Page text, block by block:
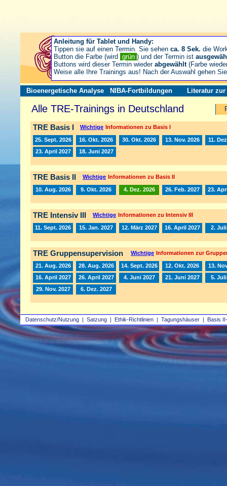
Datenschutz/Nutzung | Satzung | Ethik-Richtlinien | Tagungshäuser | Basis
Bioenergetische Analyse NIBA-Fortbildungen Literatur zur
Alle TRE-Trainings in Deutschland
TRE Basis I Wichtige Informationen zu Basis I
25. Sept. 2026 16. Okt. 2026 30. Okt. 2026 13. Nov. 2026
11.
23. April 2027
18. Juni 2027
TRE Basis II Wichtige Informationen zu Basis II
10. Aug. 2026 9. Okt. 2026 4. Dez. 2026 26. Feb. 2027 23.
TRE Intensiv III Wichtige Informationen zu Intensiv III
11. Sept. 2026 15. Jan. 2027 12. März 2027 16. April 2027 2. Juli
TRE Gruppensupervision Wichtige Informationen zur
21. Aug. 2026 28. Aug. 2026 14. Sept. 2026 12. Okt. 2026
13.
16. April 2027
26. April 2027 4. Juni 2027 21. Juni 2027
5. Juli
29. Nov. 2027
6. Dez. 2027
Anleitung für Tablet und Handy:
Tippen sie auf einen Termin. Sie sehen ca. 8 Sek. die
Button die Farbe (wird grün ) und der Termin ist
Buttons wird dieser Termin wieder abgewählt(Farbe
Weise alle Ihre Trainings aus! Nach der Auswahl gehen